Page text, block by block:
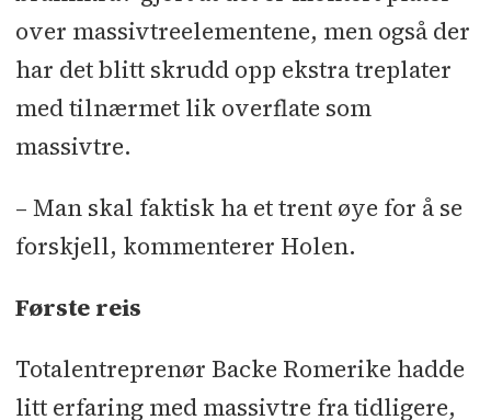
Trerådgiver: iTRE
Underentreprenører og
leverandører:Ventilasjon: GK
Inneklima
og utomhusarbeider: Nordby Maskin
lBetong: Betong ØstlMassivtre:
Bjørklund og Løvlien
RivteclFoldevegger: Sigmund Olsen
lIdrettsutstyr: EGASlVinduer:
over massivtreelementene, men også der
har det blitt skrudd opp ekstra treplater
med tilnærmet lik overflate som
massivtre.
– Man skal faktisk ha et trent øye for å se
forskjell, kommenterer Holen.
Første reis
Totalentreprenør Backe Romerike hadde
litt erfaring med massivtre fra tidligere,